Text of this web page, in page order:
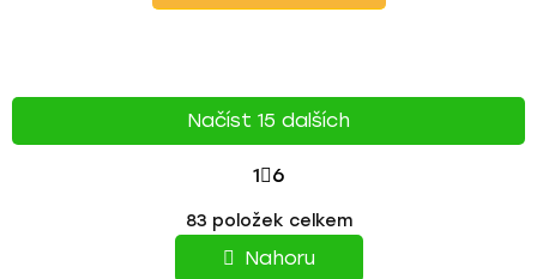
v
l
Načíst 15 dalších
S
T
R
1 6
83 položek celkem
Nahoru